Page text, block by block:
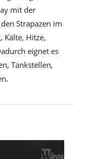
mit der
Strapazen im
Kälte, Hitze,
eignet es
Tankstellen,